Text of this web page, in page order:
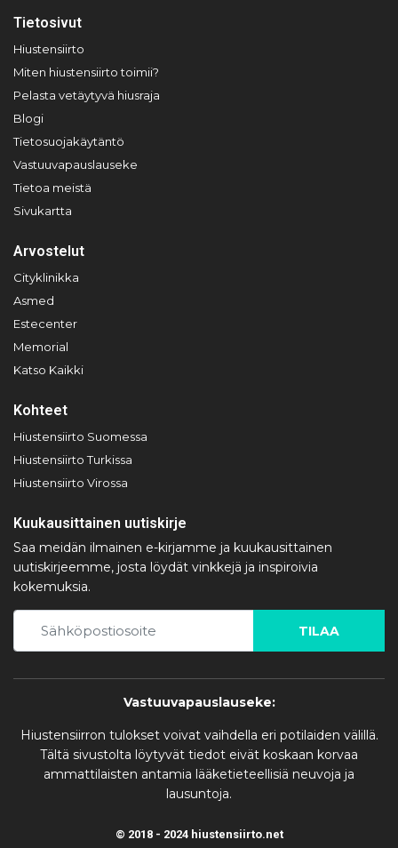
Tietosivut
Hiustensiirto
Miten hiustensiirto toimii?
Pelasta vetäytyvä hiusraja
Blogi
Tietosuojakäytäntö
Vastuuvapauslauseke
Tietoa meistä
Sivukartta
Arvostelut
Cityklinikka
Asmed
Estecenter
Memorial
Katso Kaikki
Kohteet
Hiustensiirto Suomessa
Hiustensiirto Turkissa
Hiustensiirto Virossa
Kuukausittainen uutiskirje
Saa meidän ilmainen e-kirjamme ja kuukausittainen
uutiskirjeemme, josta löydät vinkkejä ja inspiroivia
kokemuksia.
TILAA
Vastuuvapauslauseke:
Hiustensiirron tulokset voivat vaihdella eri potilaiden välillä.
Tältä sivustolta löytyvät tiedot eivät koskaan korvaa
ammattilaisten antamia lääketieteellisiä neuvoja ja
lausuntoja.
© 2018 - 2024 hiustensiirto.net